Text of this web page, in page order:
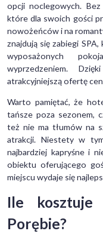
opcji noclegowych.
które dla swoich gości
nowożeńców i na
znajdują się zabiegi
wyposażonych
wyprzedzeniem.
atrakcyjniejszą ofertę
Warto pamiętać, że
tańsze poza sezonem,
też nie ma tłumów na
atrakcji. Niestety w
najbardziej kapryśne i
obiektu oferującego
miejscu wydaje się
Ile kosztuje
Porębie?